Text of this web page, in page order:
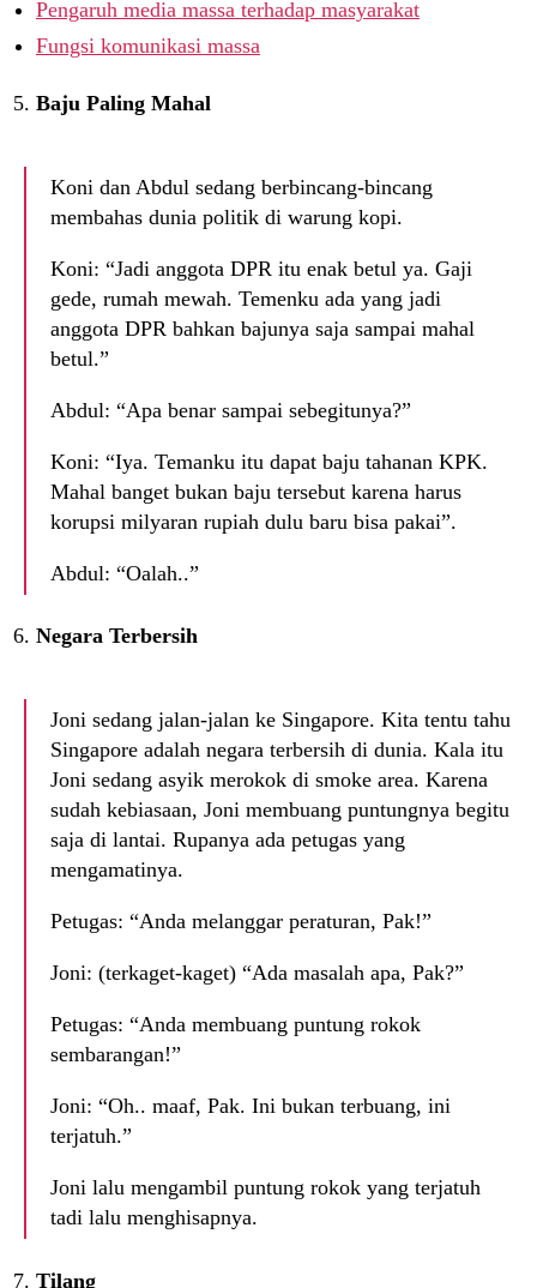
Pengaruh media massa terhadap masyarakat
Fungsi komunikasi massa
Baju Paling Mahal
Koni dan Abdul sedang berbincang-bincang
membahas dunia politik di warung kopi.
Koni: “Jadi anggota DPR itu enak betul ya. Gaji
gede, rumah mewah. Temenku ada yang jadi
anggota DPR bahkan bajunya saja sampai mahal
betul.”
Abdul: “Apa benar sampai sebegitunya?”
Koni: “Iya. Temanku itu dapat baju tahanan KPK.
Mahal banget bukan baju tersebut karena harus
korupsi milyaran rupiah dulu baru bisa pakai”.
Abdul: “Oalah..”
Negara Terbersih
Joni sedang jalan-jalan ke Singapore. Kita tentu tahu
Singapore adalah negara terbersih di dunia. Kala itu
Joni sedang asyik merokok di smoke area. Karena
sudah kebiasaan, Joni membuang puntungnya begitu
saja di lantai. Rupanya ada petugas yang
mengamatinya.
Petugas: “Anda melanggar peraturan, Pak!”
Joni: (terkaget-kaget) “Ada masalah apa, Pak?”
Petugas: “Anda membuang puntung rokok
sembarangan!”
Joni: “Oh.. maaf, Pak. Ini bukan terbuang, ini
terjatuh.”
Joni lalu mengambil puntung rokok yang terjatuh
tadi lalu menghisapnya.
Tilang